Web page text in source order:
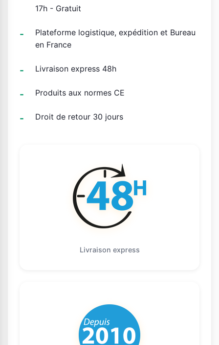
17h - Gratuit
Plateforme logistique, expédition et Bureau
en France
Livraison express 48h
Produits aux normes CE
Droit de retour 30 jours
Livraison express